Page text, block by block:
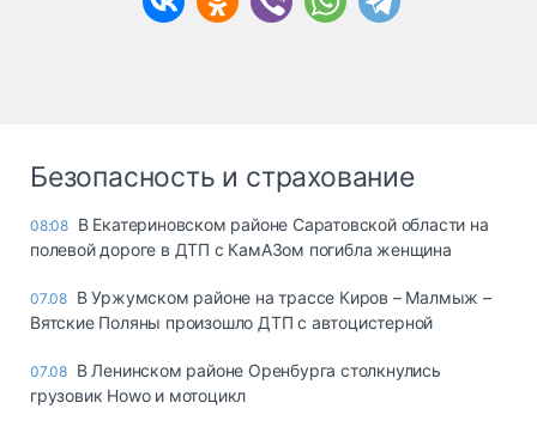
Безопасность и страхование
08:08 В Екатериновском районе Саратовской области на
полевой дороге в ДТП с КамАЗом погибла женщина
07.08 В Уржумском районе на трассе Киров – Малмыж –
Вятские Поляны произошло ДТП с автоцистерной
07.08 В Ленинском районе Оренбурга столкнулись
грузовик Howo и мотоцикл